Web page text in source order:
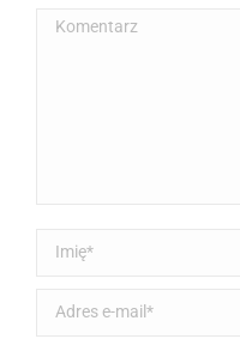
Komentarz
Imię *
Adres e-mail *